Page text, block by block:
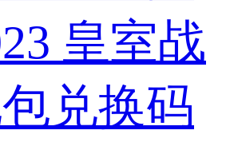
皇室战
兑换码